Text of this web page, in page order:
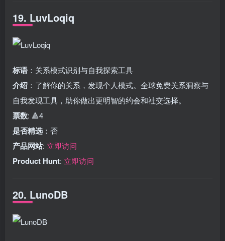
19. LuvLoqiq
标语 ：关系模式识别与自我探索工具
介绍 ：了解你的关系，发现个人模式。全球免费关系洞察与
自我发现工具，助你做出更明智的约会和社交选择。
票数: 🔺4
是否精选 ：否
产品网站: 立即访问
Product Hunt: 立即访问
20. LunoDB